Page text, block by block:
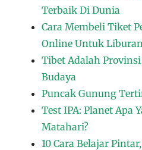
Terbaik Di Dunia
Cara Membeli Tiket
Online Untuk
Tibet Adalah
Budaya
Puncak Gunung
Test IPA: Planet Apa
Matahari?
10 Cara Belajar